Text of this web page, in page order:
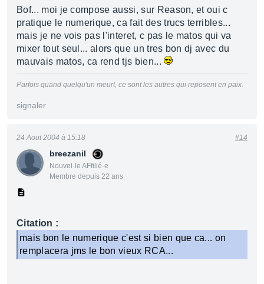
Bof... moi je compose aussi, sur Reason, et oui c
pratique le numerique, ca fait des trucs terribles...
mais je ne vois pas l'interet, c pas le matos qui va
mixer tout seul... alors que un tres bon dj avec du
mauvais matos, ca rend tjs bien...
Parfois quand quelqu'un meurt, ce sont les autres qui reposent en paix.
signaler
breezanil
Nouvel·le AFfilié·e
Membre depuis 22 ans
24 Aout 2004 à 15:18 #14
Citation :
mais bon le numerique c'est si bien que ca... on
remplacera jms le bon vieux RCA...